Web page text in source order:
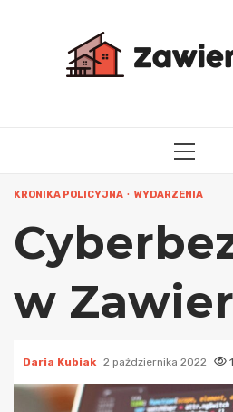
MENU
KRONIKA POLICYJNA WYDARZENIA
w
Daria Kubiak 2 października 2022